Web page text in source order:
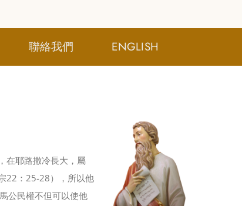
聯絡我們 ENGLISH
在耶路撒冷長大，屬
22：25-28），所以他
公民權不但可以使他